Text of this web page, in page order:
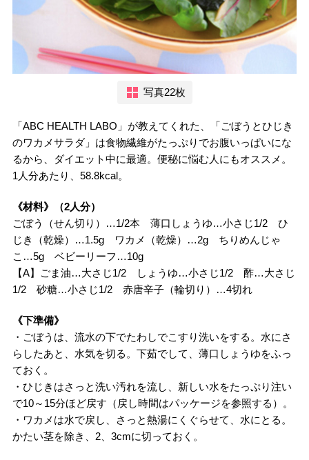
写真22枚
「ABC HEALTH LABO」が教えてくれた、「ごぼうとひじき
のワカメサラダ」は食物繊維がたっぷりでお腹いっぱいにな
るから、ダイエット中に最適。便秘に悩む人にもオススメ。
1人分あたり、58.8kcal。
《材料》（2人分）
ごぼう（せん切り）…1/2本 薄口しょうゆ…小さじ1/2 ひ
じき（乾燥）…1.5g ワカメ（乾燥）…2g ちりめんじゃ
こ…5g ベビーリーフ…10g
【A】ごま油…大さじ1/2 しょうゆ…小さじ1/2 酢…大さじ
1/2 砂糖…小さじ1/2 赤唐辛子（輪切り）…4切れ
《下準備》
・ごぼうは、流水の下でたわしでこすり洗いをする。水にさ
らしたあと、水気を切る。下茹でして、薄口しょうゆをふっ
ておく。
・ひじきはさっと洗い汚れを流し、新しい水をたっぷり注い
で10～15分ほど戻す（戻し時間はパッケージを参照する）。
・ワカメは水で戻し、さっと熱湯にくぐらせて、水にとる。
かたい茎を除き、2、3cmに切っておく。